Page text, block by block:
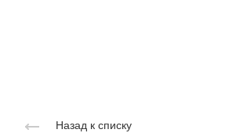
Назад к списку